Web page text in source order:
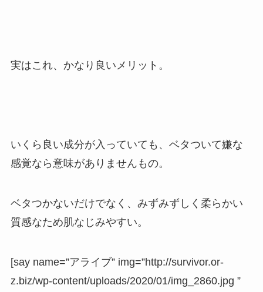
実はこれ、かなり良いメリット。
いくら良い成分が入っていても、ベタついて嫌な
感覚なら意味がありませんもの。
ベタつかないだけでなく、 みずみずしく柔らかい
質感なため肌なじみやすい。
[say name=”アライブ” img=”http://survivor.or-
z.biz/wp-content/uploads/2020/01/img_2860.jpg ”